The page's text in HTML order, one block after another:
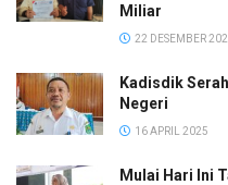
Miliar
22 DESEMBER
Kadisdik
Negeri
16 APRIL 2025
Mulai Hari Ini